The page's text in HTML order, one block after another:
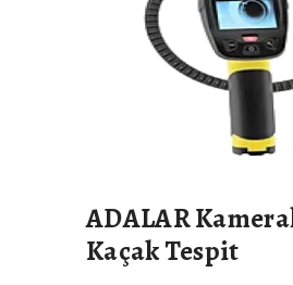
ADALAR
Kaçak Tespit